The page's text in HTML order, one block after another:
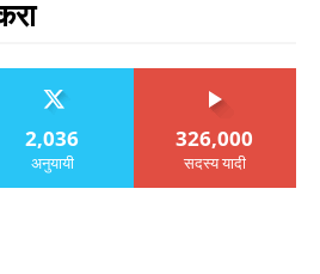
2,036
अनुयायी
326,000
सदस्य यादी